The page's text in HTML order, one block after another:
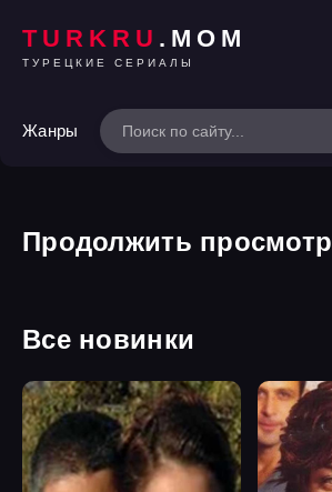
TURKRU .MOM
ТУРЕЦКИЕ СЕРИАЛЫ
Жанры
Продолжить просмотр
Все новинки